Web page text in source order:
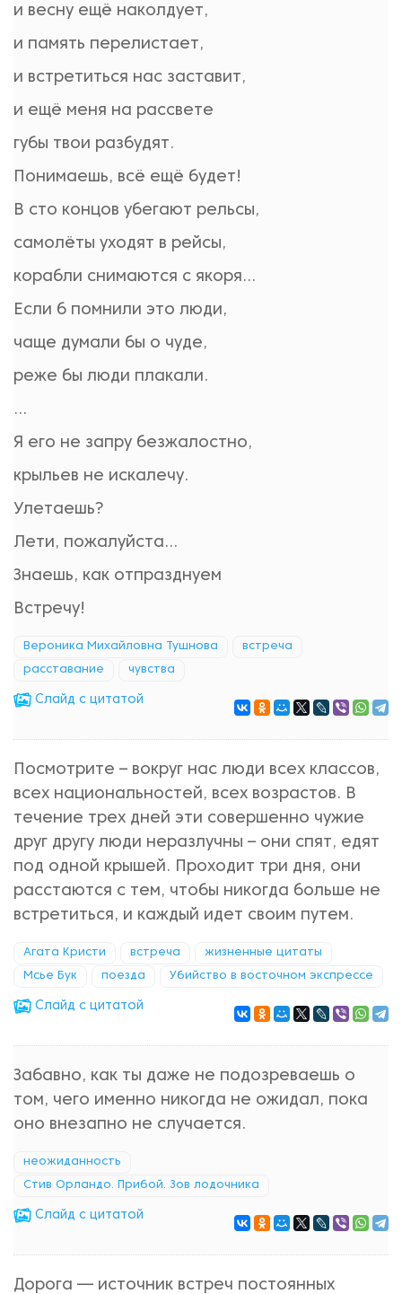
и весну ещё наколдует,
и память перелистает,
и встретиться нас заставит,
и ещё меня на рассвете
губы твои разбудят.
Понимаешь, всё ещё будет!
В сто концов убегают рельсы,
самолёты уходят в рейсы,
корабли снимаются с якоря…
Если б помнили это люди,
чаще думали бы о чуде,
реже бы люди плакали.
…
Я его не запру безжалостно,
крыльев не искалечу.
Улетаешь?
Лети, пожалуйста...
Знаешь, как отпразднуем
Встречу!
Вероника Михайловна Тушнова встреча
расставание чувства
Cлайд с цитатой
Посмотрите – вокруг нас люди всех классов,
всех национальностей, всех возрастов. В
течение трех дней эти совершенно чужие
друг другу люди неразлучны – они спят, едят
под одной крышей. Проходит три дня, они
расстаются с тем, чтобы никогда больше не
встретиться, и каждый идет своим путем.
Агата Кристи встреча жизненные цитаты
Мсье Бук поезда Убийство в восточном экспрессе
Cлайд с цитатой
Забавно, как ты даже не подозреваешь о
том, чего именно никогда не ожидал, пока
оно внезапно не случается.
неожиданность
Стив Орландо. Прибой. Зов лодочника
Cлайд с цитатой
Дорога — источник встреч постоянных